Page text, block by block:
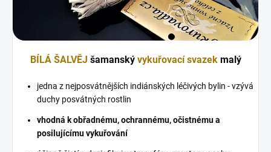
BÍLÁ ŠALVĚJ šamanský vykuřovací svazekmalý
jedna z nejposvátnějších indiánských léčivých bylin - vzývá
duchy posvátných rostlin
vhodná k obřadnému, ochrannému, očistnému a
posilujícímu vykuřování